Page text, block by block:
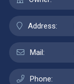
Address:
Mail:
Phone: